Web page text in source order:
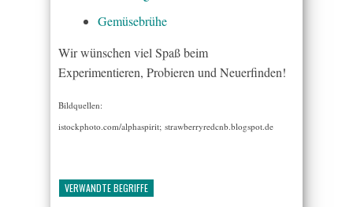
Gemüsebrühe
Wir wünschen viel Spaß beim
Experimentieren, Probieren und Neuerfinden!
Bildquellen:
istockphoto.com/alphaspirit; strawberryredcnb.blogspot.de
VERWANDTE BEGRIFFE